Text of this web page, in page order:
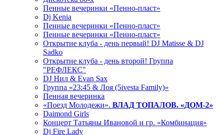
Пенные вечеринки «Пенно-пласт»
Dj Kenia
Пенные вечеринки «Пенно-пласт»
Пенные вечеринки «Пенно-пласт»
Открытие клуба - день первый! DJ Matisse & DJ
Sadko
Открытие клуба - день второй! Группа
"РЕФЛЕКС"
DJ Нил & Evan Sax
Группа «23:45 & Лоя (5ivesta Family)»
Пенная вечеринка
«Поезд Молодежи». ВЛАД ТОПАЛОВ. «ДОМ-2»
Daimond Girls
Концерт Татьяны Ивановой и гр. «Комбинация»
Dj Fire Lady